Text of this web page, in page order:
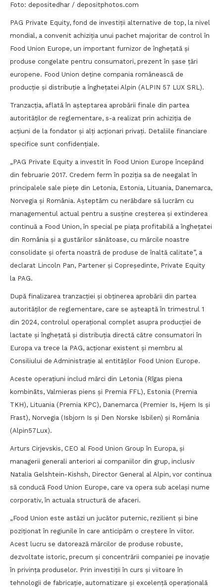
Foto: depositedhar / depositphotos.com
PAG Private Equity, fond de investiții alternative de top, la nivel
mondial, a convenit achiziția unui pachet majoritar de control în
Food Union Europe, un important furnizor de înghețată și
produse congelate pentru consumatori, prezent în șase țări
europene. Food Union deține compania românească de
producție și distribuție a înghețatei Alpin (ALPIN 57 LUX SRL).
Tranzacția, aflată în așteptarea aprobării finale din partea
autorităților de reglementare, s-a realizat prin achiziția de
acțiuni de la fondator și alți acționari privați. Detaliile financiare
specifice sunt confidențiale.
„PAG Private Equity a investit în Food Union Europe începând
din februarie 2017. Credem ferm în poziția sa de neegalat în
principalele sale piețe din Letonia, Estonia, Lituania, Danemarca,
Norvegia și România. Așteptăm cu nerăbdare să lucrăm cu
managementul actual pentru a susține creșterea și extinderea
continuă a Food Union, în special pe piața profitabilă a înghețatei
din România și a gustărilor sănătoase, cu mărcile noastre
consolidate și oferta noastră de produse de înaltă calitate”, a
declarat Lincoln Pan, Partener și Copreședinte, Private Equity
la PAG.
După finalizarea tranzacției și obținerea aprobării din partea
autorităților de reglementare, care se așteaptă în trimestrul 1
din 2024, controlul operațional complet asupra producției de
lactate și înghețată și distribuția directă către consumatori în
Europa va trece la PAG, acționar existent și membru al
Consiliului de Administrație al entităților Food Union Europe.
Aceste operațiuni includ mărci din Letonia (Rīgas piena
kombināts, Valmieras piens și Premia FFL), Estonia (Premia
TKH), Lituania (Premia KPC), Danemarca (Premier Is, Hjem Is și
Frast), Norvegia (Isbjorn Is și Den Norske Isbilen) și România
(Alpin57Lux).
Arturs Cirjevskis, CEO al Food Union Group în Europa, și
managerii generali anteriori ai companiilor din grup, inclusiv
Natalia Gelshtein-Kishsh, Director General al Alpin, vor continua
să conducă Food Union Europe, care va opera sub același nume
corporativ, în actuala structură de afaceri.
„Food Union este astăzi un jucător puternic, rezilient și bine
poziționat în regiunile în care anticipăm o creștere în viitor.
Acest lucru se datorează mărcilor de produse robuste,
dezvoltate istoric, precum și concentrării companiei pe inovație
în privința produselor. Prin investiții în curs și viitoare în
tehnologii de fabricație, automatizare și excelență operațională